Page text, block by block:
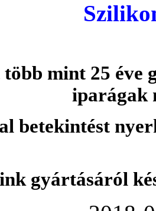
mint 25 éve
iparágak
betekintést
gyártásáról